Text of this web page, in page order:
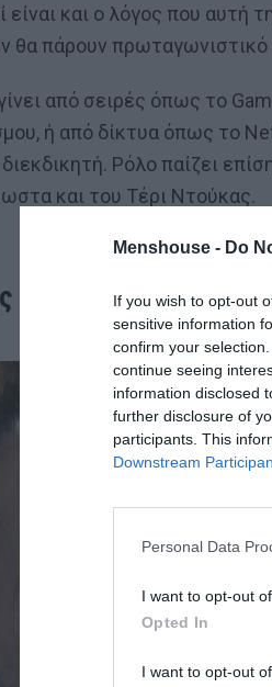
Menshouse - Do
If you wish to opt-out
sensitive information
confirm your
continue seeing
information disclosed
further disclosure of
participants. This
Downstream
Personal Data
I want to opt-out
Opted In
I want to opt-out
είναι και ο λόγος που
θα πάρουν
από σειρές όπως το
ή από δίκτυα όπως το
Ρόλο παίζει
και του Τέρι Ντούκας.